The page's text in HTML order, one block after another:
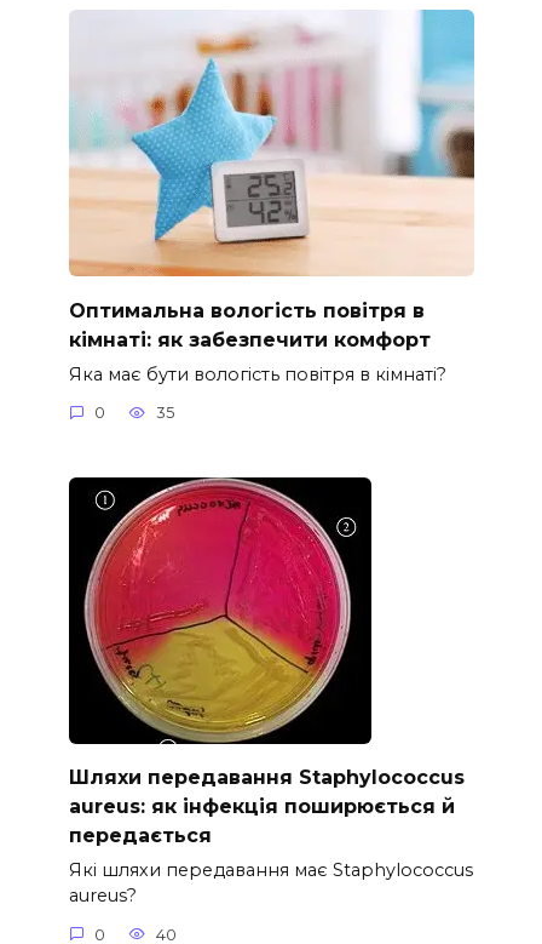
Оптимальна вологість повітря в
кімнаті: як забезпечити комфорт
Яка має бути вологість повітря в кімнаті?
0 35
Шляхи передавання Staphylococcus
aureus: як інфекція поширюється й
передається
Які шляхи передавання має Staphylococcus
aureus?
0 40